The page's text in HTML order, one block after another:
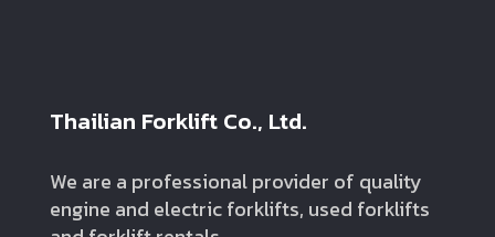
Thailian Forklift Co., Ltd.
We are a professional provider of quality
engine and electric forklifts, used forklifts